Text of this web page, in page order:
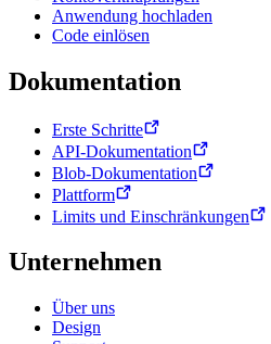
Anwendung hochladen
Code einlösen
Dokumentation
Erste Schritte
API-Dokumentation
Blob-Dokumentation
Plattform
Limits und Einschränkungen
Unternehmen
Über uns
Design